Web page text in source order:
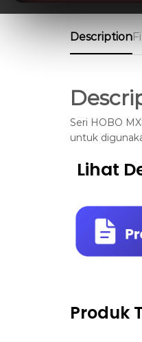
Description
Seri HOBO
untuk
Lihat
Produk